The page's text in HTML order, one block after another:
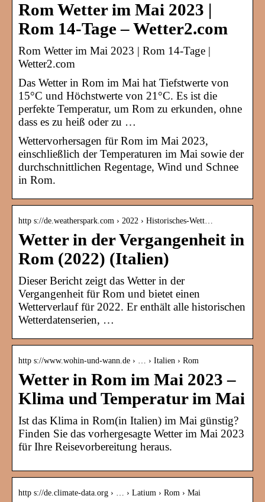
Rom Wetter im Mai 2023 |
Rom 14-Tage – Wetter2.com
Rom Wetter im Mai 2023 | Rom 14-Tage |
Wetter2.com
Das Wetter in Rom im Mai hat Tiefstwerte von
15°C und Höchstwerte von 21°C. Es ist die
perfekte Temperatur, um Rom zu erkunden, ohne
dass es zu heiß oder zu …
Wettervorhersagen für Rom im Mai 2023,
einschließlich der Temperaturen im Mai sowie der
durchschnittlichen Regentage, Wind und Schnee
in Rom.
http s://de.weatherspark.com › 2022 › Historisches-Wett…
Wetter in der Vergangenheit in
Rom (2022) (Italien)
Dieser Bericht zeigt das Wetter in der
Vergangenheit für Rom und bietet einen
Wetterverlauf für 2022. Er enthält alle historischen
Wetterdatenserien, …
http s://www.wohin-und-wann.de › … › Italien › Rom
Wetter in Rom im Mai 2023 –
Klima und Temperatur im Mai
Ist das Klima in Rom(in Italien) im Mai günstig?
Finden Sie das vorhergesagte Wetter im Mai 2023
für Ihre Reisevorbereitung heraus.
http s://de.climate-data.org › … › Latium › Rom › Mai